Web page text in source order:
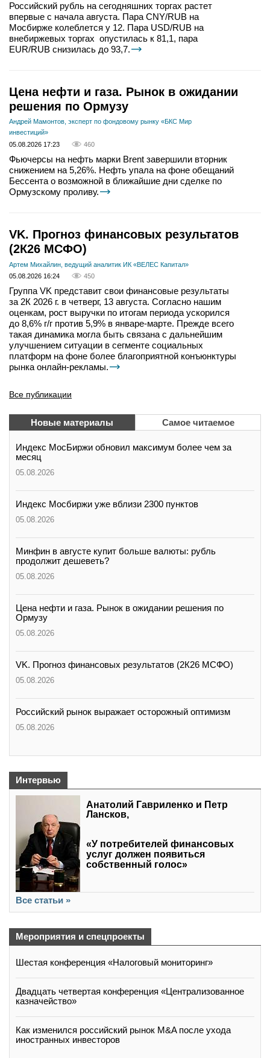
Российский рубль на сегодняшних торгах растет
впервые с начала августа. Пара CNY/RUB на
Мосбирже колеблется у 12. Пара USD/RUB на
внебиржевых торгах опустилась к 81,1, пара
EUR/RUB снизилась до 93,7.
Цена нефти и газа. Рынок в ожидании
решения по Ормузу
Андрей Мамонтов, эксперт по фондовому рынку «БКС Мир
инвестиций»
05.08.2026 17:23
460
Фьючерсы на нефть марки Brent завершили вторник
снижением на 5,26%. Нефть упала на фоне обещаний
Бессента о возможной в ближайшие дни сделке по
Ормузскому проливу.
VK. Прогноз финансовых результатов
(2К26 МСФО)
Артем Михайлин, ведущий аналитик ИК «ВЕЛЕС Капитал»
05.08.2026 16:24
450
Группа VK представит свои финансовые результаты
за 2К 2026 г. в четверг, 13 августа. Согласно нашим
оценкам, рост выручки по итогам периода ускорился
до 8,6% г/г против 5,9% в январе-марте. Прежде всего
такая динамика могла быть связана с дальнейшим
улучшением ситуации в сегменте социальных
платформ на фоне более благоприятной конъюнктуры
рынка онлайн-рекламы.
Все публикации
Новые материалы Самое читаемое
Индекс МосБиржи обновил максимум более чем за
месяц
05.08.2026
Индекс Мосбиржи уже вблизи 2300 пунктов
05.08.2026
Минфин в августе купит больше валюты: рубль
продолжит дешеветь?
05.08.2026
Цена нефти и газа. Рынок в ожидании решения по
Ормузу
05.08.2026
VK. Прогноз финансовых результатов (2К26 МСФО)
05.08.2026
Российский рынок выражает осторожный оптимизм
05.08.2026
Интервью
Анатолий Гавриленко и Петр
Лансков,
«У потребителей финансовых
услуг должен появиться
собственный голос»
Все статьи »
Мероприятия и спецпроекты
Шестая конференция «Налоговый мониторинг»
Двадцать четвертая конференция «Централизованное
казначейство»
Как изменился российский рынок M&A после ухода
иностранных инвесторов